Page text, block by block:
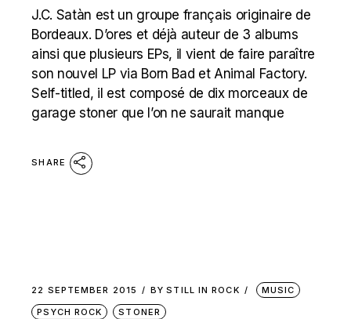
J.C. Satàn est un groupe français originaire de
Bordeaux. D’ores et déjà auteur de 3 albums
ainsi que plusieurs EPs, il vient de faire paraître
son nouvel LP via Born Bad et Animal Factory.
Self-titled, il est composé de dix morceaux de
garage stoner que l’on ne saurait manque
SHARE
22 SEPTEMBER 2015 BY STILL IN ROCK
MUSIC
PSYCH ROCK
STONER